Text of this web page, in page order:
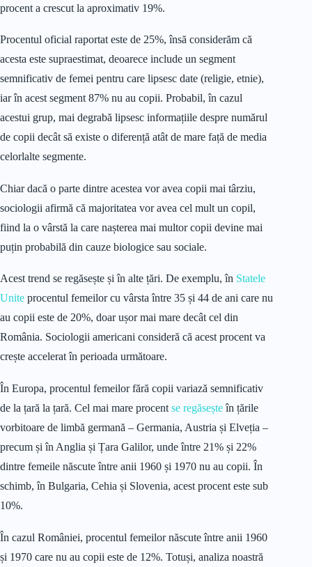
procent a crescut la aproximativ 19%.
Procentul oficial raportat este de 25%, însă considerăm că
acesta este supraestimat, deoarece include un segment
semnificativ de femei pentru care lipsesc date (religie, etnie),
iar în acest segment 87% nu au copii. Probabil, în cazul
acestui grup, mai degrabă lipsesc informațiile despre numărul
de copii decât să existe o diferență atât de mare față de media
celorlalte segmente.
Chiar dacă o parte dintre acestea vor avea copii mai târziu,
sociologii afirmă că majoritatea vor avea cel mult un copil,
fiind la o vârstă la care nașterea mai multor copii devine mai
puțin probabilă din cauze biologice sau sociale.
Acest trend se regăsește și în alte țări. De exemplu, în Statele
Unite procentul femeilor cu vârsta între 35 și 44 de ani care nu
au copii este de 20%, doar ușor mai mare decât cel din
România. Sociologii americani consideră că acest procent va
crește accelerat în perioada următoare.
În Europa, procentul femeilor fără copii variază semnificativ
de la țară la țară. Cel mai mare procent se regăseșteîn țările
vorbitoare de limbă germană – Germania, Austria și Elveția –
precum și în Anglia și Țara Galilor, unde între 21% și 22%
dintre femeile născute între anii 1960 și 1970 nu au copii. În
schimb, în Bulgaria, Cehia și Slovenia, acest procent este sub
10%.
În cazul României, procentul femeilor născute între anii 1960
și 1970 care nu au copii este de 12%. Totuși, analiza noastră